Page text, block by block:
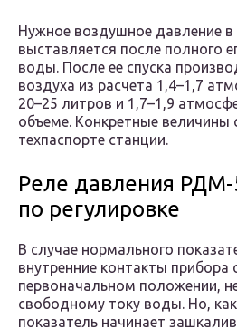
Нужное воздушное давление в
выставляется после полного
воды. После ее спуска
воздуха из расчета 1,4–1,7
20–25 литров и 1,7–1,9
объеме. Конкретные величины
техпаспорте станции.
Реле давления РДМ-
по регулировке
В случае нормального
внутренние контакты прибора
первоначальном положении,
свободному току воды. Но,
показатель начинает